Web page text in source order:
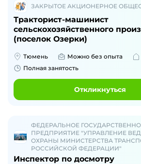
ЗАКРЫТОЕ АКЦИОНЕРНОЕ
Тракторист-машинист
сельскохозяйственного
(поселок Озерки)
Тюмень Можно без опыта
Полная занятость
Откликнуться
ФЕДЕРАЛЬНОЕ
ПРЕДПРИЯТИЕ "УПРАВЛЕНИЕ
ОХРАНЫ МИНИСТЕРСТВА
РОССИЙСКОЙ ФЕДЕРАЦИИ"
Инспектор по досмотру